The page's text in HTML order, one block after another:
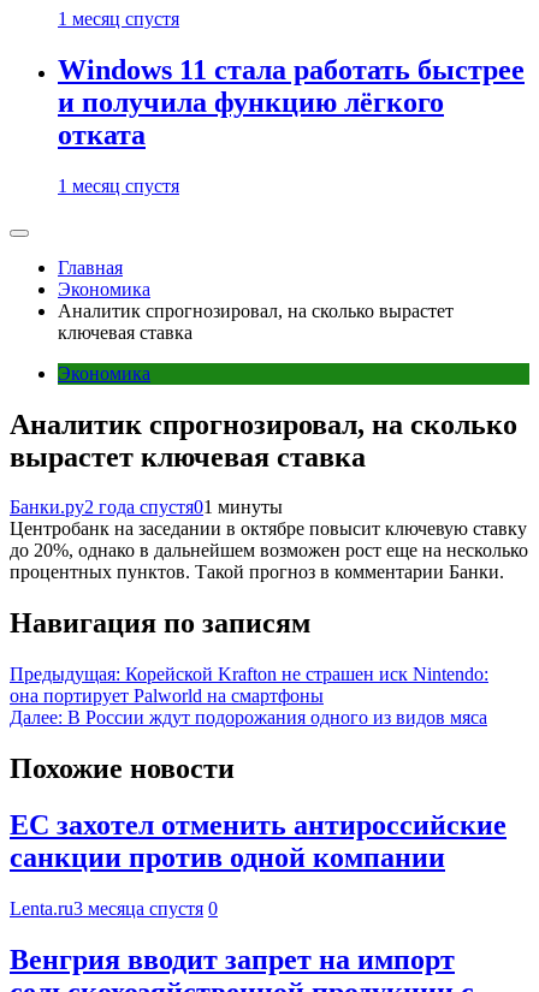
1 месяц спустя
Windows 11 стала работать быстрее
и получила функцию лёгкого
отката
1 месяц спустя
Главная
Экономика
Аналитик спрогнозировал, на сколько вырастет
ключевая ставка
Экономика
Аналитик спрогнозировал, на сколько
вырастет ключевая ставка
Банки.ру2 года спустя01 минуты
Центробанк на заседании в октябре повысит ключевую ставку
до 20%, однако в дальнейшем возможен рост еще на несколько
процентных пунктов. Такой прогноз в комментарии Банки.
Навигация по записям
Предыдущая: Корейской Krafton не страшен иск Nintendo:
она портирует Palworld на смартфоны
Далее: В России ждут подорожания одного из видов мяса
Похожие новости
ЕС захотел отменить антироссийские
санкции против одной компании
Lenta.ru3 месяца спустя 0
Венгрия вводит запрет на импорт